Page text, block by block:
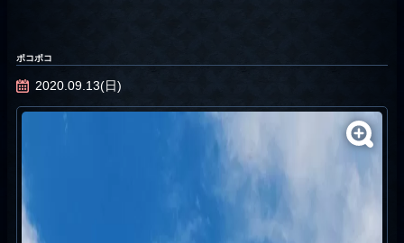
ポコポコ
2020.09.13(日)